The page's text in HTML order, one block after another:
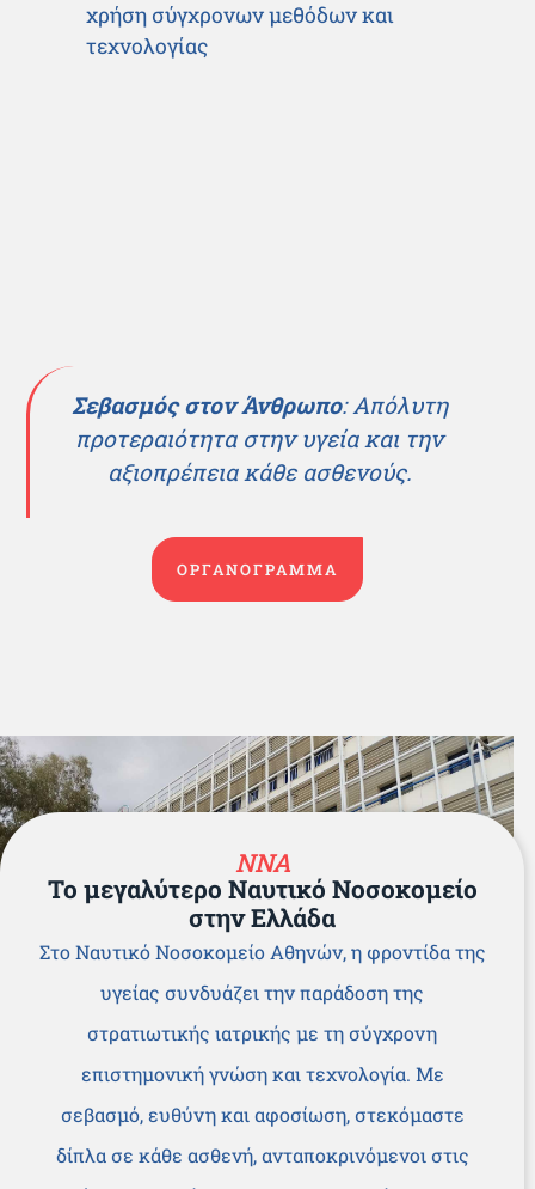
χρήση σύγχρονων μεθόδων και
τεχνολογίας
Σεβασμός στον Άνθρωπο: Απόλυτη
προτεραιότητα στην υγεία και την
αξιοπρέπεια κάθε ασθενούς.
ΟΡΓΑΝΟΓΡΑΜΜΑ
ΝΝΑ
Το μεγαλύτερο Ναυτικό Νοσοκομείο
στην Ελλάδα
Στο Ναυτικό Νοσοκομείο Αθηνών, η φροντίδα της
υγείας συνδυάζει την παράδοση της
στρατιωτικής ιατρικής με τη σύγχρονη
επιστημονική γνώση και τεχνολογία. Με
σεβασμό, ευθύνη και αφοσίωση, στεκόμαστε
δίπλα σε κάθε ασθενή, ανταποκρινόμενοι στις